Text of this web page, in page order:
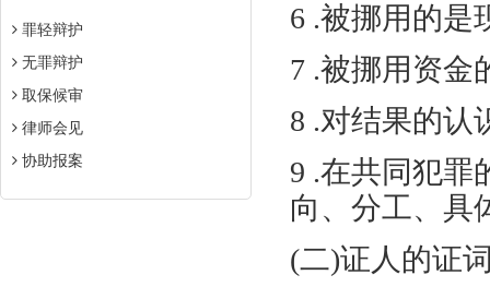
罪轻辩护
无罪辩护
取保候审
律师会见
协助报案
6 .被挪用的是
7 .被挪用资金
8 .对结果的认
9 .在共同犯罪
向、分工、具
(二)证人的证